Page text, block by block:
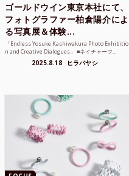
ゴールドウイン東京本社にて、
フォトグラファー柏倉陽介によ
る写真展＆体験...
「Endless Yosuke Kashiwakura Photo Exhibitio
n and Creative Dialogues」 ■ネイチャーフ...
2025.8.18 ヒラバヤシ